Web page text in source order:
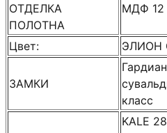
ОТДЕЛКА
ПОЛОТНА
МДФ
Цвет: ЭЛИОН
ЗАМКИ
класс
KALE